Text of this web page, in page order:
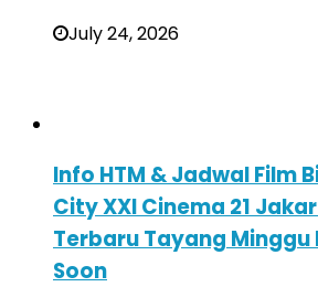
July 24, 2026
Info HTM & Jadwal Film
City XXI Cinema 21
Terbaru Tayang Minggu
Soon